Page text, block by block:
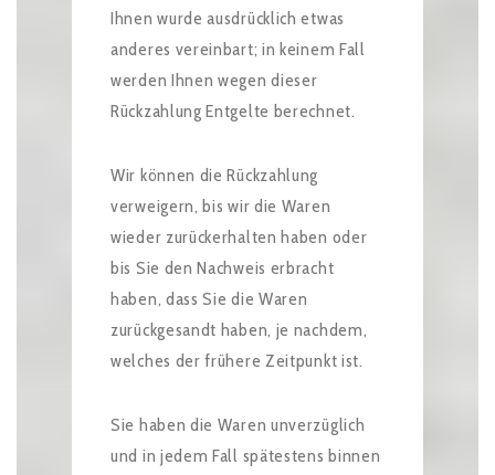
Ihnen wurde ausdrücklich etwas
anderes vereinbart; in keinem Fall
werden Ihnen wegen dieser
Rückzahlung Entgelte berechnet.
Wir können die Rückzahlung
verweigern, bis wir die Waren
wieder zurückerhalten haben oder
bis Sie den Nachweis erbracht
haben, dass Sie die Waren
zurückgesandt haben, je nachdem,
welches der frühere Zeitpunkt ist.
Sie haben die Waren unverzüglich
und in jedem Fall spätestens binnen